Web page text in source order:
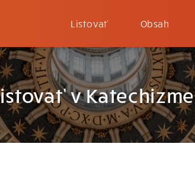
Listovať Obsah
v Katechizme